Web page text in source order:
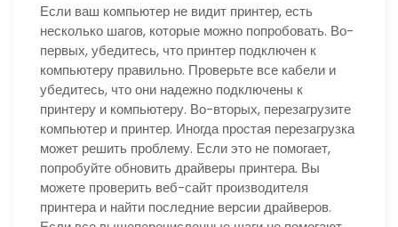
Если ваш компьютер не видит принтер, есть
несколько шагов, которые можно попробовать. Во-
первых, убедитесь, что принтер подключен к
компьютеру правильно. Проверьте все кабели и
убедитесь, что они надежно подключены к
принтеру и компьютеру. Во-вторых, перезагрузите
компьютер и принтер. Иногда простая перезагрузка
может решить проблему. Если это не помогает,
попробуйте обновить драйверы принтера. Вы
можете проверить веб-сайт производителя
принтера и найти последние версии драйверов.